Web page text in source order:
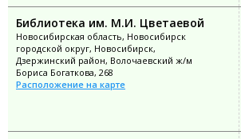
Библиотека им. М.И. Цветаевой
Новосибирская область, Новосибирск
городской округ, Новосибирск,
Дзержинский район, Волочаевский ж/м
Бориса Богаткова, 268
Расположение на карте